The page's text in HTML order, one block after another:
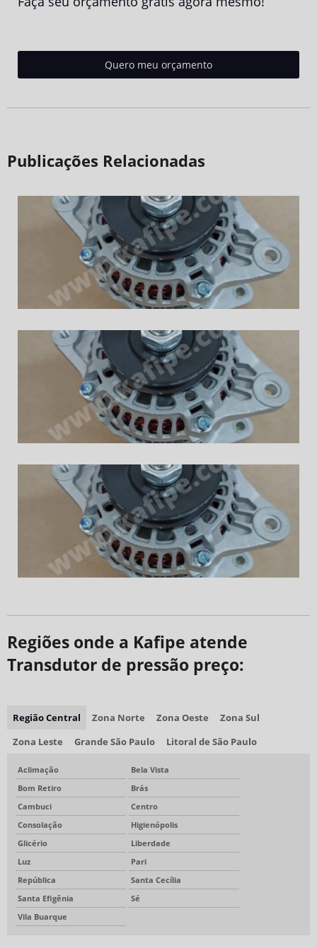
Quero meu orçamento
Publicações Relacionadas
Regiões onde a Kafipe atende
Transdutor de pressão preço:
Região Central Zona Norte Zona Oeste
Zona Sul
Zona Leste
Grande São Paulo Litoral de São Paulo
Aclimação
Bela Vista
Bom Retiro
Brás
Cambuci
Centro
Consolação
Higienópolis
Glicério
Liberdade
Luz
Pari
República
Santa Cecília
Santa Efigênia
Sé
Vila Buarque